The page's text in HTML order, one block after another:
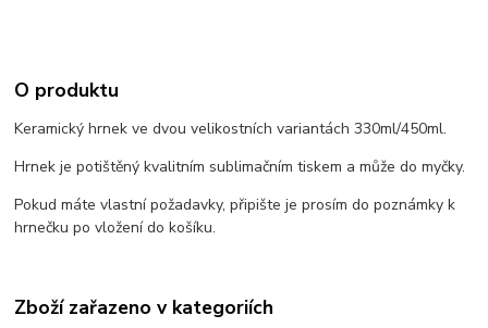
O produktu
Keramický hrnek ve dvou velikostních variantách 330ml/450ml.
Hrnek je potištěný kvalitním sublimačním tiskem a může do myčky.
Pokud máte vlastní požadavky, připište je prosím do poznámky k
hrnečku po vložení do košíku.
Zboží zařazeno v kategoriích